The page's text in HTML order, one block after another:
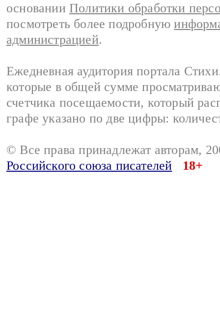
основании Политики обработки
посмотреть более подробную
администрацией.
Ежедневная аудитория портала
которые в общей сумме
счетчика посещаемости, который
графе указано по две цифры:
© Все права принадлежат авторам,
Российского союза писателей
18+